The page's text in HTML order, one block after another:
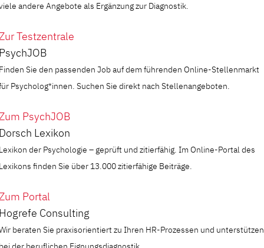
andere Angebote als Ergänzung zur Diagnostik.
Testzentrale
Sie den passenden Job auf dem führenden Online-Stellenmarkt
Psycholog*innen. Suchen Sie direkt nach Stellenangeboten.
PsychJOB
Lexikon
der Psychologie – geprüft und zitierfähig. Im Online-Portal des
finden Sie über 13.000 zitierfähige Beiträge.
Portal
Consulting
beraten Sie praxisorientiert zu Ihren HR-Prozessen und unterstützen